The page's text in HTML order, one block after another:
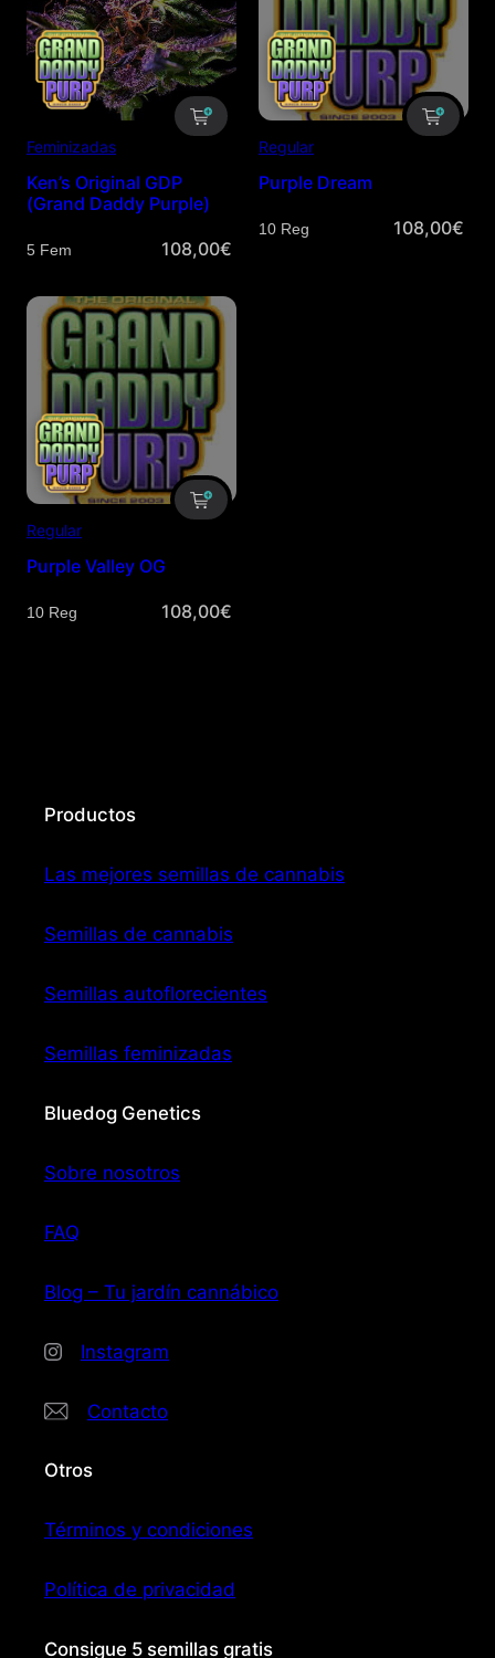
Feminizadas
Ken’s Original GDP
(Grand Daddy Purple)
Cantidad 108,00€
Regular
Purple Dream
Cantidad 108,00€
Regular
Purple Valley OG
Cantidad 108,00€
Productos
Las mejores semillas de cannabis
Semillas de cannabis
Semillas autoflorecientes
Semillas feminizadas
Bluedog Genetics
Sobre nosotros
FAQ
Blog – Tu jardín cannábico
Instagram
Contacto
Otros
Términos y condiciones
Política de privacidad
Consigue 5 semillas gratis